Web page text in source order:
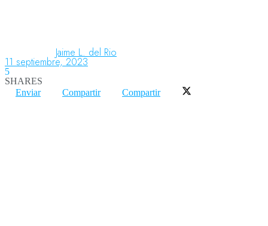
Aeropuertos
Jaime L. del Rio
11 septiembre, 2023
5
SHARES
Enviar
Compartir Compartir